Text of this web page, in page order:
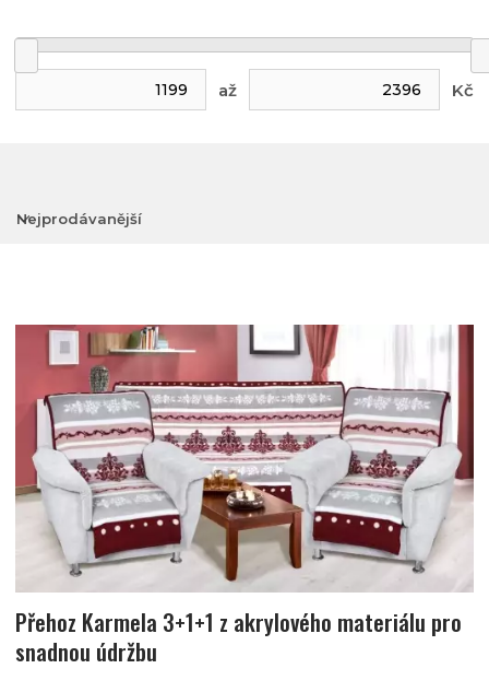
až Kč
Nejprodávanější
Přehoz Karmela 3+1+1 z akrylového materiálu pro
snadnou údržbu